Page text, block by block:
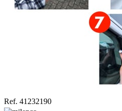
Ref. 41232190